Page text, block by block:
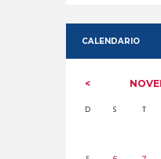
CALENDARIO
D S T